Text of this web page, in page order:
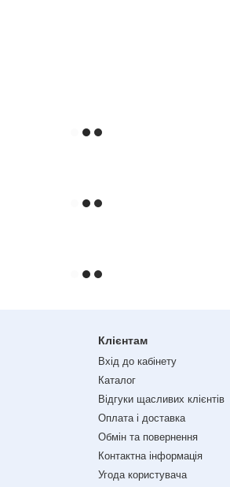
Клієнтам
Вхід до кабінету
Каталог
Відгуки щасливих клієнтів
Оплата і доставка
Обмін та повернення
Контактна інформація
Угода користувача